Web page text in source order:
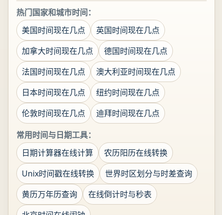
热门国家和城市时间：
美国时间现在几点
英国时间现在几点
加拿大时间现在几点
德国时间现在几点
法国时间现在几点
澳大利亚时间现在几点
日本时间现在几点
纽约时间现在几点
伦敦时间现在几点
迪拜时间现在几点
常用时间与日期工具：
日期计算器在线计算
农历阳历在线转换
Unix时间戳在线转换
世界时区划分与时差查询
黄历万年历查询
在线倒计时与秒表